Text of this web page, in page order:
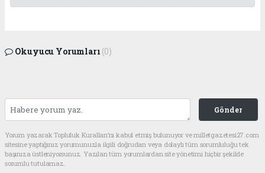
Okuyucu Yorumları (0)
Gönder
Yorum yazarak Topluluk Kuralları’nı kabul etmiş bulunuyor ve milletgazetesi27.com
sitesine yaptığınız yorumunuzla ilgili doğrudan veya dolaylı tüm sorumluluğu tek
başınıza üstleniyorsunuz. Yazılan tüm yorumlardan site yönetimi hiçbir şekilde
sorumlu tutulamaz.